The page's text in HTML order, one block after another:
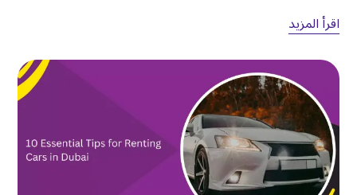
لماذا تختار كويك ليز في
تجعل كويك ليز استئجار السيارة أمرًا بسيطًا ومريحًا
للعملاء المقيمين فيالكرامة والمناطق المحيطة بها.
يستفيد العملاء من:
سيارات اقتصادية، وسيدان، وسيارات الدفع الرباعي
اقرأ المزيد